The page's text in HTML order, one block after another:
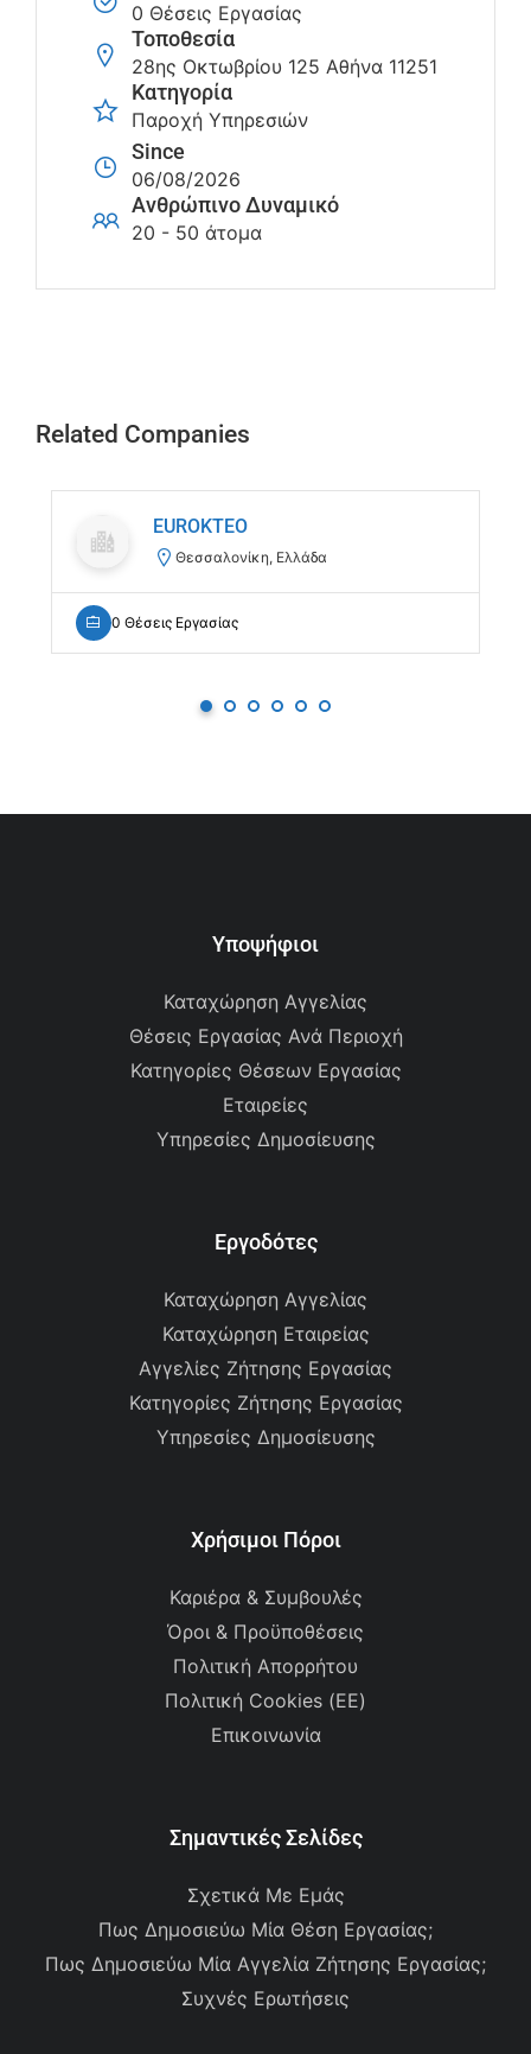
0 Θέσεις Εργασίας
Τοποθεσία
28ης Οκτωβρίου 125 Αθήνα 11251
Κατηγορία
Παροχή Υπηρεσιών
Since
06/08/2026
Ανθρώπινο Δυναμικό
20 - 50 άτομα
Related Companies
EUROKTEO
Θεσσαλονίκη, Ελλάδα
0 Θέσεις Εργασίας
Υποψήφιοι
Καταχώρηση Αγγελίας
Θέσεις Εργασίας Ανά Περιοχή
Κατηγορίες Θέσεων Εργασίας
Εταιρείες
Υπηρεσίες Δημοσίευσης
Εργοδότες
Καταχώρηση Αγγελίας
Καταχώρηση Εταιρείας
Αγγελίες Ζήτησης Εργασίας
Κατηγορίες Ζήτησης Εργασίας
Υπηρεσίες Δημοσίευσης
Χρήσιμοι Πόροι
Καριέρα & Συμβουλές
Όροι & Προϋποθέσεις
Πολιτική Απορρήτου
Πολιτική Cookies (ΕΕ)
Επικοινωνία
Σημαντικές Σελίδες
Σχετικά Με Εμάς
Πως Δημοσιεύω Μία Θέση Εργασίας;
Πως Δημοσιεύω Μία Αγγελία Ζήτησης Εργασίας;
Συχνές Ερωτήσεις